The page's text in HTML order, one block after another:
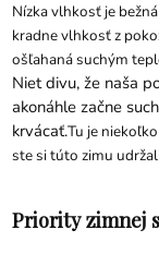
Nízka vlhkosť je
kradne vlhkosť z
ošľahaná suchým
Niet divu, že naša
akonáhle začne
krvácať.Tu je
ste si túto zimu
Priority zimnej